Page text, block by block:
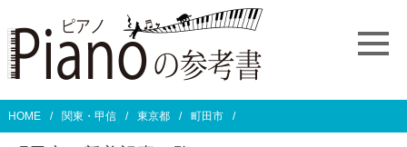
HOME 関東・甲信 東京都 町田市